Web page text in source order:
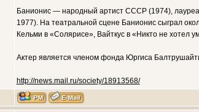
Банионис — народный артист СССР (1974),
1977). На театральной сцене Банионис сыграл
Кельми в «Солярисе», Вайткус в «Никто не хотел
Актер является членом фонда Юргиса
http://news.mail.ru/society/18913568/